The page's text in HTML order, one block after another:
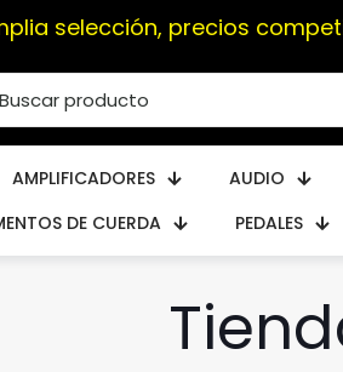
selección, precios
AMPLIFICADORES AUDIO
DE CUERDA PEDALES